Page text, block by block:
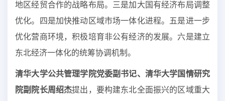
地区经贸合作的战略布局。三是加大国有经济布局调整
优化。四是加快推动区域市场一体化进程。五是进一步
优化营商环境，积极培育非公有经济的发展。六是建立
东北经济一体化的统筹协调机制。
清华大学公共管理学院党委副书记、清华大学国情研究
院副院长周绍杰提出，要构建东北全面振兴的区域重大